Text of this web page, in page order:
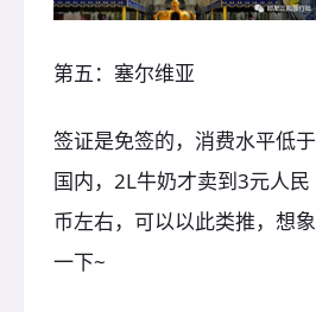
第五：塞尔维亚
签证是免签的，消费水平低于
国内，2L牛奶才卖到3元人民
币左右，可以以此类推，想象
一下~